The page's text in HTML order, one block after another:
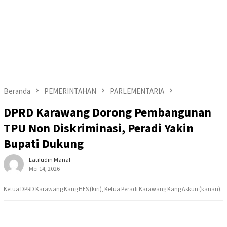
Beranda PEMERINTAHAN PARLEMENTARIA
DPRD Karawang Dorong Pembangunan
TPU Non Diskriminasi, Peradi Yakin
Bupati Dukung
Latifudin Manaf
Mei 14, 2026
Ketua DPRD Karawang Kang HES (kiri), Ketua Peradi Karawang Kang Askun (kanan).